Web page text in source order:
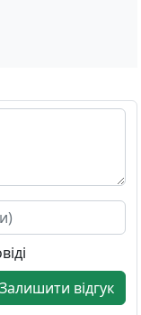
Залишити відгук